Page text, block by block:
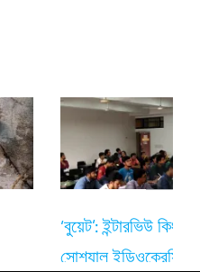
বই ১২৭